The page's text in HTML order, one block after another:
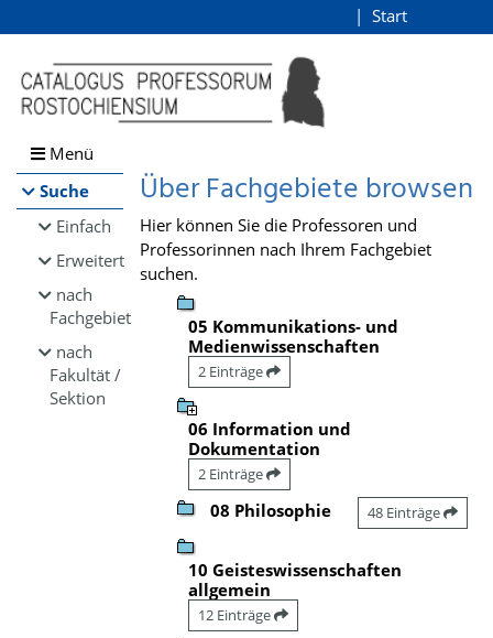
Browsen
direkt zum Inhalt
Start
Menü
Suche
Einfach
Erweitert
nach
Fachgebiet
nach
Fakultät /
Sektion
Über Fachgebiete browsen
Hier können Sie die Professoren und
Professorinnen nach Ihrem Fachgebiet
suchen.
05 Kommunikations- und
Medienwissenschaften
2 Einträge
06 Information und
Dokumentation
2 Einträge
08 Philosophie 48 Einträge
10 Geisteswissenschaften
allgemein
12 Einträge